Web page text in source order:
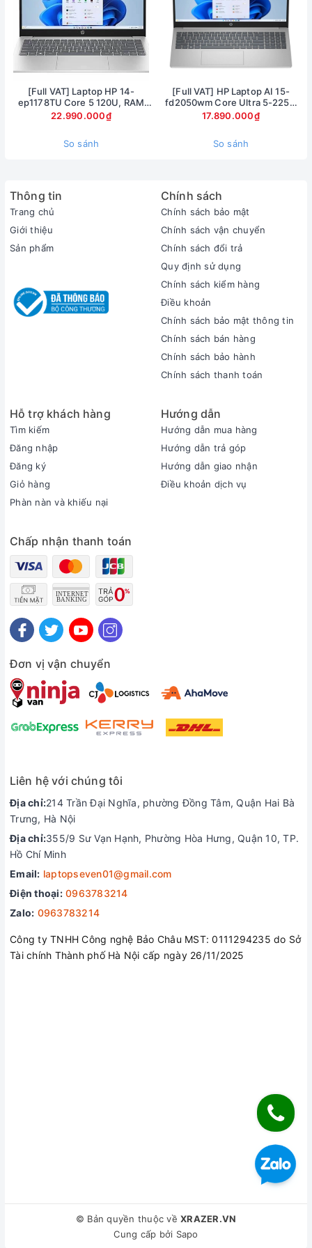
Màn hình
ThinkPad E14 Gen 7 sở hữu màn hình 14 inch độ phân
giải WUXGA (1920 x 1200), tỷ lệ 16:10 giúp hiển thị
được nhiều nội dung hơn. Tấm nền IPS chống chói,
độ sáng 300 nits và phủ màu 45% NTSC cho hình
gian dài.
Đa dạng cổng kết nối
Thunderbolt 4 / USB4 (40Gbps) , 1x USB-C 3.2 Gen
HDMI 2.1, xuất hình ảnh 4K/60Hz , 1x RJ-45 LAN, 1x
jack tai nghe 3.5mm , Wi-Fi 6E và Bluetooth 5.3 – tốc
độ mạng cực nhanh và ổn định giúp người dùng kết
nối dễ dàng với các thiết bị ngoại vi tiện làm việc.
Liên hệ ngay đội ngũ hỗ trợ để nhận bộ quà tặng
[Full VAT] Laptop HP 14-
ep1178TU Core 5 120U, RAM
16GB, SSD 1TB, 14 inch FHD,
Windows 11
22.990.000₫
So sánh
[Full VAT] HP Laptop AI 15-
fd2050wm Core Ultra 5-225U
Ram 8GB SSD 512GB Màn hình
15.6inch FullHD Touch
17.890.000₫
So sánh
Thông tin
Trang chủ
Giới thiệu
Sản phẩm
Chính sách
Chính sách bảo mật
Chính sách vận chuyển
Chính sách đổi trả
Quy định sử dụng
Chính sách kiểm hàng
Điều khoản
Chính sách bảo mật thông tin
Chính sách bán hàng
Chính sách bảo hành
Chính sách thanh toán
Hỗ trợ khách hàng
Tìm kiếm
Đăng nhập
Đăng ký
Giỏ hàng
Phàn nàn và khiếu nại
Hướng dẫn
Hướng dẫn mua hàng
Hướng dẫn trả góp
Hướng dẫn giao nhận
Điều khoản dịch vụ
Chấp nhận thanh toán
Đơn vị vận chuyển
Liên hệ với chúng tôi
Địa chỉ:214 Trần Đại Nghĩa, phường Đồng Tâm, Quận Hai Bà
Trưng, Hà Nội
Địa chỉ:355/9 Sư Vạn Hạnh, Phường Hòa Hưng, Quận 10, TP.
Hồ Chí Minh
Email: laptopseven01@gmail.com
Điện thoại: 0963783214
Zalo: 0963783214
Công ty TNHH Công nghệ Bảo Châu MST: 0111294235 do Sở
Tài chính Thành phố Hà Nội cấp ngày 26/11/2025
© Bản quyền thuộc về XRAZER.VN
Cung cấp bởi Sapo